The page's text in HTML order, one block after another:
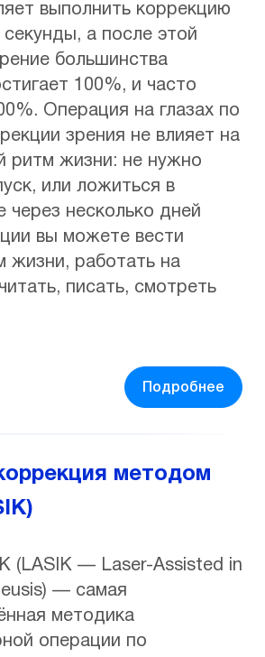
выполнить коррекцию
а после этой
большинства
100%, и часто
Операция на глазах по
зрения не влияет на
ритм жизни: не нужно
или ложиться в
через несколько дней
вы можете вести
жизни, работать на
писать, смотреть
Подробнее
методом
(LASIK — Laser-Assisted in
— самая
методика
операции по